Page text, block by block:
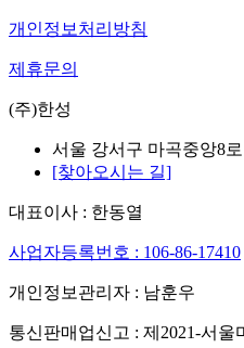
개인정보처리방침
제휴문의
(주)한성
서울 강서구 마곡중앙8
[찾아오시는 길]
대표이사 : 한동열
사업자등록번호 : 106-86-17410
개인정보관리자 : 남훈우
통신판매업신고 : 제2021-서울